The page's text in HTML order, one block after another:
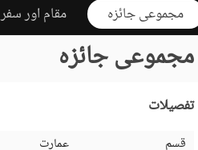
مجموعی جائزہ مقام اور سفر
مجموعی جائزہ
تفصیلات
قسم
عمارت